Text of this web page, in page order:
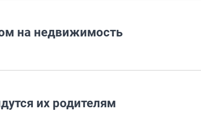
на недвижимость
их родителям